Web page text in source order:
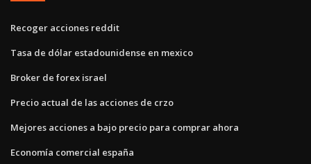
Recoger acciones reddit
Tasa de dólar estadounidense en mexico
Broker de forex israel
Precio actual de las acciones de crzo
Mejores acciones a bajo precio para comprar ahora
Economía comercial españa